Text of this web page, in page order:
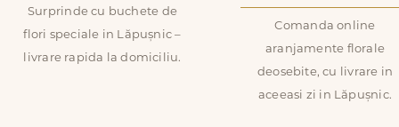
Surprinde cu buchete de
flori speciale in Lăpușnic –
livrare rapida la domiciliu.
Comanda online
aranjamente florale
deosebite, cu livrare in
aceeasi zi in Lăpușnic.